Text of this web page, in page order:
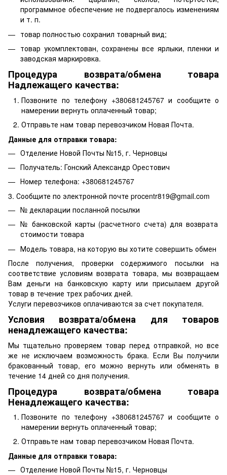
программное обеспечение не подвергалось изменениям
и т. п.
товар полностью сохранил товарный вид;
товар укомплектован, сохранены все ярлыки, пленки и
заводская маркировка.
Процедура возврата/обмена товара
Надлежащего качества:
Позвоните по телефону +380681245767 и сообщите о
намерении вернуть оплаченный товар;
Отправьте нам товар перевозчиком Новая Почта.
Данные для отправки товара:
Отделение Новой Почты №15, г. Черновцы
Получатель: Гонский Александр Орестович
Номер телефона: +380681245767
3. Сообщите по электронной почте procentr819@gmail.com
№ декларации посланной посылки
№ банковской карты (расчетного счета) для возврата
стоимости товара
Модель товара, на которую вы хотите совершить обмен
После получения, проверки содержимого посылки на
соответствие условиям возврата товара, мы возвращаем
Вам деньги на банковскую карту или присылаем другой
товар в течение трех рабочих дней.
Услуги перевозчиков оплачиваются за счет покупателя.
Условия возврата/обмена для товаров
ненадлежащего качества:
Мы тщательно проверяем товар перед отправкой, но все
же не исключаем возможность брака. Если Вы получили
бракованный товар, его можно вернуть или обменять в
течение 14 дней со дня получения.
Процедура возврата/обмена товара
Ненадлежащего качества:
Позвоните по телефону +380681245767 и сообщите о
намерении вернуть оплаченный товар;
Отправьте нам товар перевозчиком Новая Почта.
Данные для отправки товара:
Отделение Новой Почты №15, г. Черновцы